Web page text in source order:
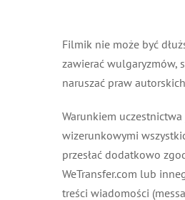
Filmik nie może być
zawierać wulgaryzmów,
naruszać praw
Warunkiem
wizerunkowymi
przesłać dodatkowo
WeTransfer.com lub
treści wiadomości